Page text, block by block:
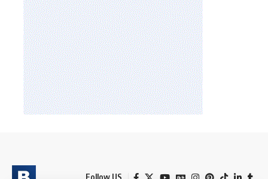
Follow US